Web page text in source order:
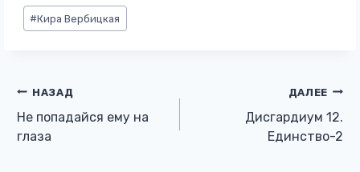
Метки
записи:
#Кира Вербицкая
Навигация
по
НАЗАД
Не попадайся ему на
глаза
ДАЛЕЕ
Дисгардиум 12.
Единство-2